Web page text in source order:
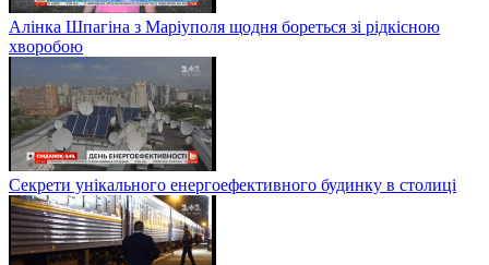
Алінка Шпагіна з Маріуполя щодня бореться зі рідкісною
хворобою
Секрети унікального енергоефективного будинку в столиці